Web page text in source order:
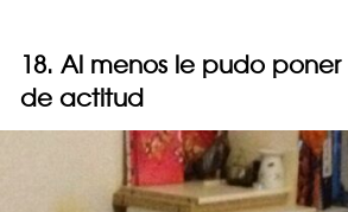
18. Al menos le pudo
de actitud